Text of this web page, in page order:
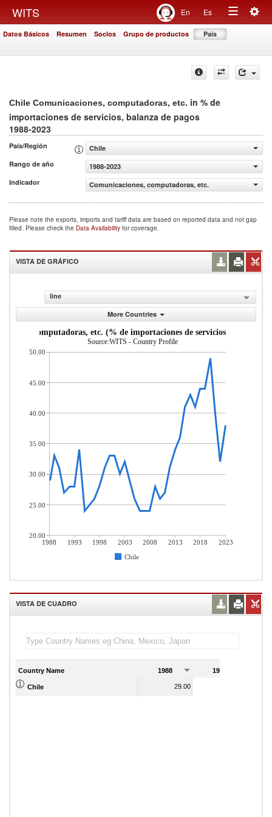
WITS En Es
Toggle
Datos Básicos Resumen Socios Grupo de productos País
Chile Comunicaciones, computadoras, etc. in % de
importaciones de servicios, balanza de pagos
1988-2023
País/Región
Chile
Rango de año
1988-2023
Indicador
Comunicaciones, computadoras, etc. (% de
Please note the exports, imports and tariff data are based on reported data and not gap
filled. Please check the Data Availability for coverage.
VISTA DE GRÁFICO
line
More Countries
computadoras, etc. (% de importaciones de servicios, balanza de
Source:WITS - Country Profile
1988 1993 1998 2003 2008 2013 2018
2023
Chile
50.00
45.00
40.00
35.00
30.00
25.00
20.00
VISTA DE CUADRO
Country Name 1988 1989
Chile 29.00